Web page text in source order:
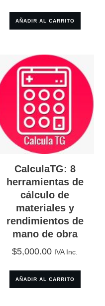
AÑADIR AL CARRITO
CalculaTG: 8
herramientas de
cálculo de
materiales y
rendimientos de
mano de obra
$5,000.00 IVA Inc.
AÑADIR AL CARRITO